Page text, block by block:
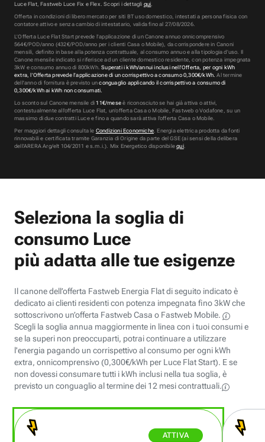
Luce Flat, Fastweb Luce Fix e Flex. Scopri i dettagli qui
Offerta in condizioni di libero mercato per siti BT uso domestico, intestati a persona fisica con
contatore attivo e senza cambio di intestatario, valida fino al 27/08/2026.
L’Offerta Luce Flat Start prevede l’applicazione di un Canone annuo onnicomprensivo
564€/POD/anno (432€/POD/anno per i clienti Casa o Mobile), da corrispondere in Canoni
mensili, definito in base alla potenza contrattuale, al consumo annuo e alla tipologia d’uso. Il
Canone mensile indicato si riferisce ad un cliente domestico residente, con potenza impegnata
3kW e consumo annuo di 800kWh.Superati i kWh/annui inclusi nell’Offerta, per ogni kWh
extra, l’Offerta prevede l’applicazione di un corrispettivo a consumo 0,300€/kWh. Al termine
dell'anno di fornitura è previsto unconguaglio applicando il corrispettivo a consumo di
0,300€/kWh ai kWh non consumati.
Lo sconto sul Canone mensile di11€/mese è riconosciuto se hai già attiva o attivi,
contestualmente all’offerta Luce Flat, un’offerta Casa o Mobile, Fastweb o Vodafone, su un
massimo di due contratti Luce e fino a quando sarà attiva l’offerta Casa o Mobile.
Per maggiori dettagli consulta le Condizioni Economiche . Energia elettrica prodotta da fonti
rinnovabili e certificata tramite Garanzia di Origine da parte del GSE (ai sensi della delibera
dell’ARERA Arg/elt 104/2011 e s.m.i.). Mix Energetico disponibilequi.
Seleziona la soglia di
consumo Luce
più adatta alle tue esigenze
Il canone dell’offerta Fastweb Energia Flat di seguito indicato è
dedicato ai clienti residenti con potenza impegnata fino 3kW che
sottoscrivono un’offerta Fastweb Casa o Fastweb Mobile.
Scegli la soglia annua maggiormente in linea con i tuoi consumi e
se la superi non preoccuparti, potrai continuare a utilizzare
l'energia pagando un corrispettivo al consumo per ogni kWh
extra, onnicomprensivo (0,300€/kWh per Luce Flat Start). E se
non dovessi consumare tutti i kWh inclusi nella tua soglia, è
previsto un conguaglio al termine dei 12 mesi contrattuali.
ATTIVA